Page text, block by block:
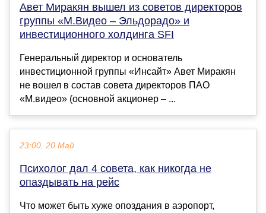
Авет Миракян вышел из советов директоров
группы «М.Видео – Эльдорадо» и
инвестиционного холдинга SFI
Генеральный директор и основатель
инвестиционной группы «Инсайт» Авет Миракян
не вошел в состав совета директоров ПАО
«М.видео» (основной акционер – ...
23:00, 20 Май
Психолог дал 4 совета, как никогда не
опаздывать на рейс
Что может быть хуже опоздания в аэропорт,